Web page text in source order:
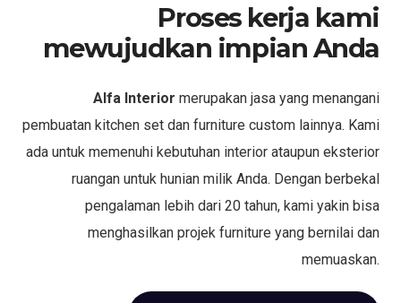
Proses kerja kami
mewujudkan impian Anda
Alfa Interior merupakan jasa yang menangani
pembuatan kitchen set dan furniture custom lainnya. Kami
ada untuk memenuhi kebutuhan interior ataupun eksterior
ruangan untuk hunian milik Anda. Dengan berbekal
pengalaman lebih dari 20 tahun, kami yakin bisa
menghasilkan projek furniture yang bernilai dan
memuaskan.